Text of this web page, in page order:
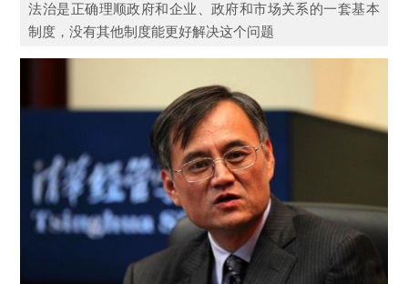
法治是正确理顺政府和企业、政府和市场关系的一套基本
制度，没有其他制度能更好解决这个问题